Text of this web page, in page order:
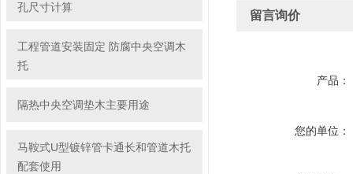
孔尺寸计算
工程管道安装固定 防腐中央空调木
托
隔热中央空调垫木主要用途
马鞍式U型镀锌管卡通长和管道木托
配套使用
留言询价
产品：
您的单位：